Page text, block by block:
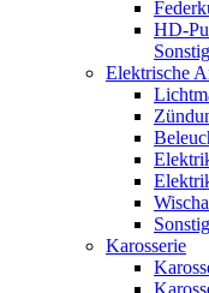
HD-
Elektrische
Karosserie